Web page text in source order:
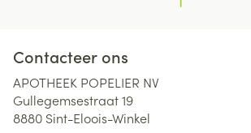
Contacteer ons
APOTHEEK POPELIER NV
Gullegemsestraat 19
8880 Sint-Eloois-Winkel